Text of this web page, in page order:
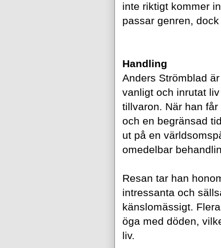
inte riktigt kommer
passar genren,
Handling
Anders Strömblad
vanligt och inrutat
tillvaron. När han
och en begränsad
ut på en
omedelbar
Resan tar han
intressanta och
känslomässigt.
öga med döden,
liv.